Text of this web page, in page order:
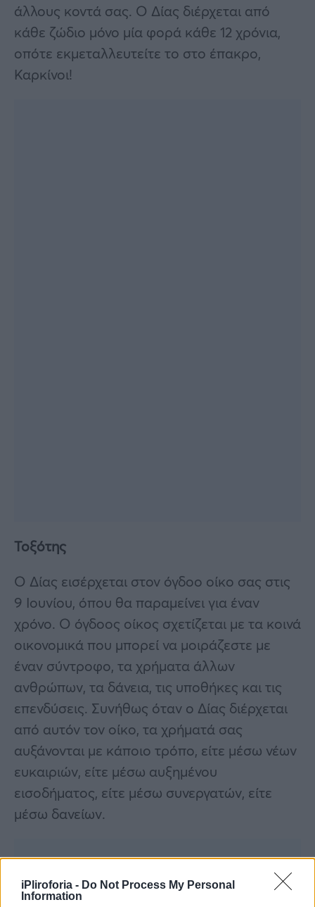
iPliroforia - Do Not Process My Personal
Information
άλλους κοντά σας. Ο Δίας διέρχεται από
κάθε ζώδιο μόνο μία φορά κάθε 12 χρόνια,
οπότε εκμεταλλευτείτε το στο έπακρο,
Καρκίνοι!
Τοξότης
Ο Δίας εισέρχεται στον όγδοο οίκο σας στις
9 Ιουνίου, όπου θα παραμείνει για έναν
χρόνο. Ο όγδοος οίκος σχετίζεται με τα κοινά
οικονομικά που μπορεί να μοιράζεστε με
έναν σύντροφο, τα χρήματα άλλων
ανθρώπων, τα δάνεια, τις υποθήκες και τις
επενδύσεις. Συνήθως όταν ο Δίας διέρχεται
από αυτόν τον οίκο, τα χρήματά σας
αυξάνονται με κάποιο τρόπο, είτε μέσω νέων
ευκαιριών, είτε μέσω αυξημένου
εισοδήματος, είτε μέσω συνεργατών, είτε
μέσω δανείων.